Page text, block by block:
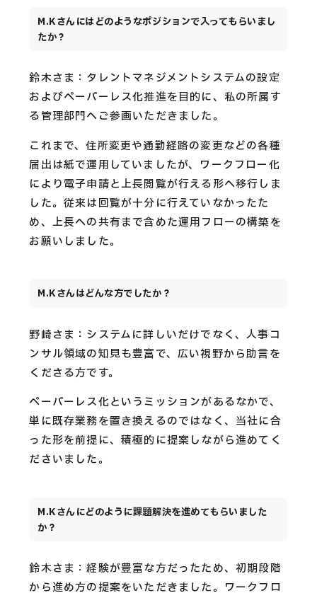
M.Kさんにはどのようなポジションで入ってもらいまし
たか？
鈴木さま：タレントマネジメントシステムの設定
およびペーパーレス化推進を目的に、私の所属す
る管理部門へご参画いただきました。
これまで、住所変更や通勤経路の変更などの各種
届出は紙で運用していましたが、ワークフロー化
により電子申請と上長閲覧が行える形へ移行しま
した。従来は回覧が十分に行えていなかったた
め、上長への共有まで含めた運用フローの構築を
お願いしました。
M.Kさんはどんな方でしたか？
野崎さま：システムに詳しいだけでなく、人事コ
ンサル領域の知見も豊富で、広い視野から助言を
くださる方です。
ペーパーレス化というミッションがあるなかで、
単に既存業務を置き換えるのではなく、当社に合
った形を前提に、積極的に提案しながら進めてく
ださいました。
M.Kさんにどのように課題解決を進めてもらいました
か？
鈴木さま：経験が豊富な方だったため、初期段階
から進め方の提案をいただきました。ワークフロ